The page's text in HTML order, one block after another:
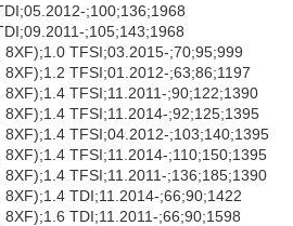
;100;136;1968
;105;143;1968
8XF);1.0 TFSI;03.2015-;70;95;999
TFSI;01.2012-;63;86;1197
TFSI;11.2011-;90;122;1390
8XF);1.4 TFSI;11.2014-;92;125;1395
8XF);1.4 TFSI;04.2012-;103;140;1395
TFSI;11.2014-;110;150;1395
TFSI;11.2011-;136;185;1390
TDI;11.2014-;66;90;1422
TDI;11.2011-;66;90;1598